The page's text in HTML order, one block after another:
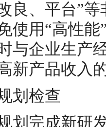
良、平台”
使用“高性
与企业生产
新产品收入
划检查
划完成新研